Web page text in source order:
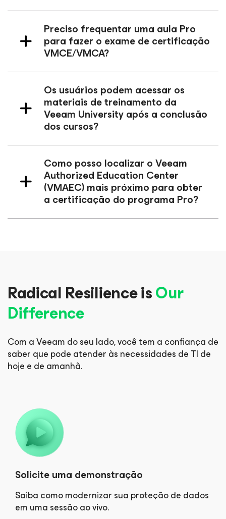
Preciso frequentar uma aula Pro
para fazer o exame de certificação
VMCE/VMCA?
Os usuários podem acessar os
materiais de treinamento da
Veeam University após a conclusão
dos cursos?
Como posso localizar o Veeam
Authorized Education Center
(VMAEC) mais próximo para obter
a certificação do programa Pro?
Radical Resilience isOur
Difference
Com a Veeam do seu lado, você tem a confiança de
saber que pode atender às necessidades de TI de
hoje e de amanhã.
Solicite uma demonstração
Saiba como modernizar sua proteção de dados
em uma sessão ao vivo.